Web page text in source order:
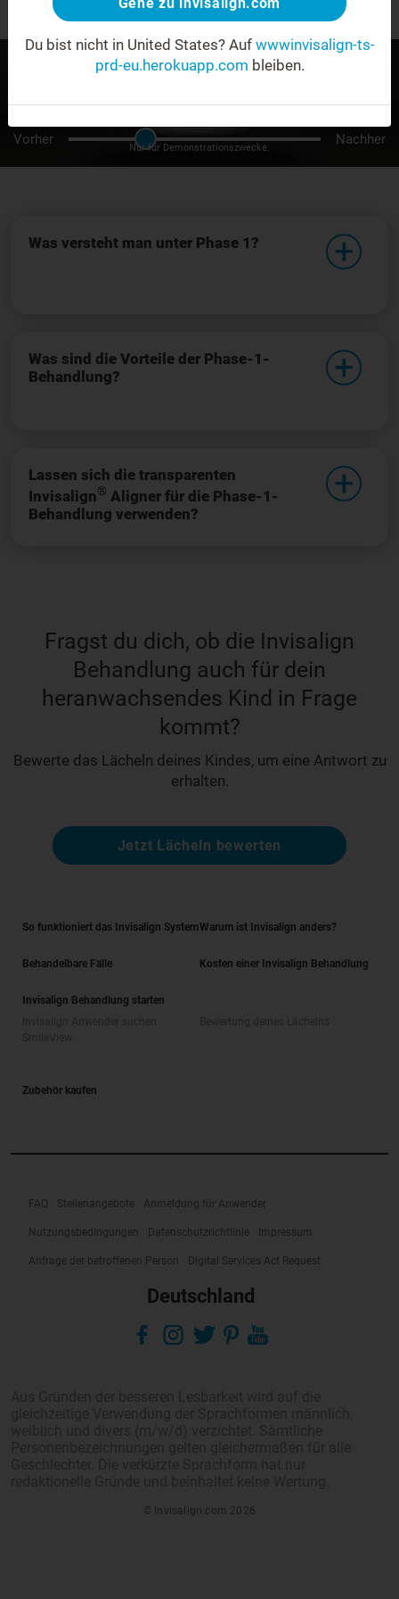
Vorher Nachher
Nur für Demonstrationszwecke.
Was versteht man unter Phase 1?
Was sind die Vorteile der Phase-1-
Behandlung?
Lassen sich die transparenten
Invisalign® Aligner für die Phase-1-
Behandlung verwenden?
Fragst du dich, ob die Invisalign
Behandlung auch für dein
heranwachsendes Kind in Frage
kommt?
Bewerte das Lächeln deines Kindes, um eine Antwort zu
erhalten.
Jetzt Lächeln bewerten
So funktioniert das Invisalign SystemWarum ist Invisalign anders?
Behandelbare Fälle Kosten einer Invisalign Behandlung
Invisalign Behandlung starten
Zubehör kaufen
FAQ Stellenangebote Anmeldung für Anwender
Nutzungsbedingungen Datenschutzrichtlinie Impressum
Anfrage der betroffenen Person Digital Services Act Request
Deutschland
© Invisalign.com 2026
Du bist nicht in United States? Auf wwwinvisalign-ts-
prd-eu.herokuapp.com bleiben.